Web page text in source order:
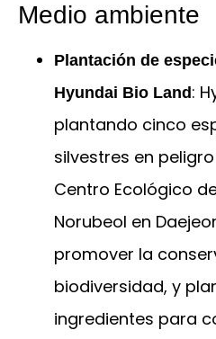
Medio ambiente
Plantación de
Hyundai Bio Land :
plantando cinco
silvestres en
Centro Ecológico
Norubeol en
promover la
biodiversidad, y
ingredientes para